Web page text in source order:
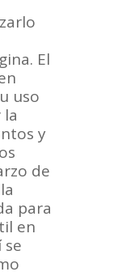
El
uso
y
de
para
en
se